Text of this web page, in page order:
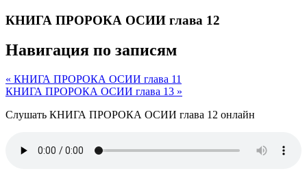
КНИГА ПРОРОКА ОСИИ глава 12
Навигация по записям
« КНИГА ПРОРОКА ОСИИ глава 11
КНИГА ПРОРОКА ОСИИ глава 13 »
Слушать КНИГА ПРОРОКА ОСИИ глава 12 онлайн